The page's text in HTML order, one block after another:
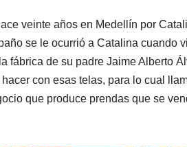
veinte años en Medellín por
se le ocurrió a Catalina cuando
fábrica de su padre Jaime Alberto
con esas telas, para lo cual
que produce prendas que se